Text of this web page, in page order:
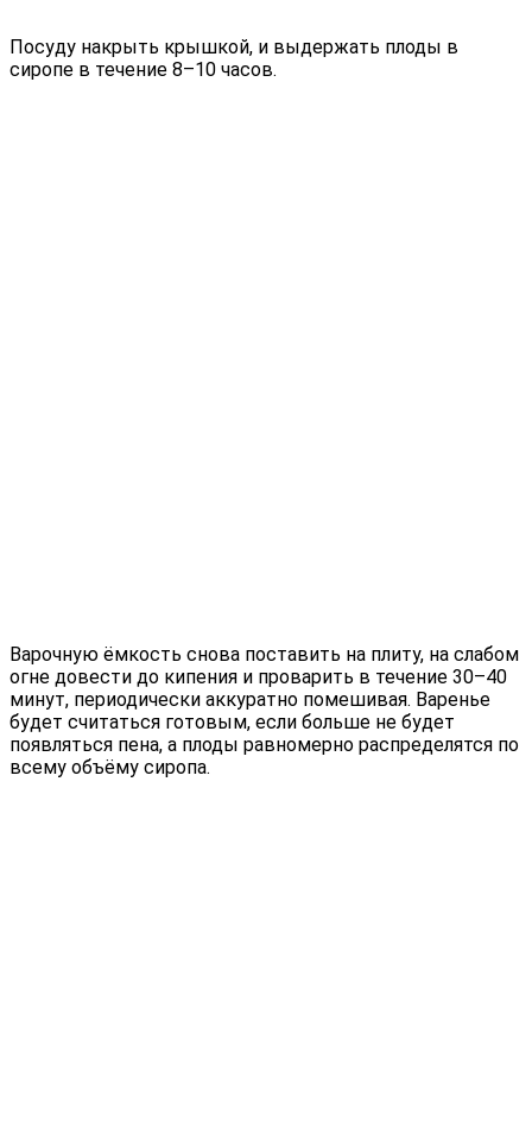
Посуду накрыть крышкой, и выдержать плоды в
сиропе в течение 8–10 часов.
Варочную ёмкость снова поставить на плиту, на слабом
огне довести до кипения и проварить в течение 30–40
минут, периодически аккуратно помешивая. Варенье
будет считаться готовым, если больше не будет
появляться пена, а плоды равномерно распределятся по
всему объёму сиропа.